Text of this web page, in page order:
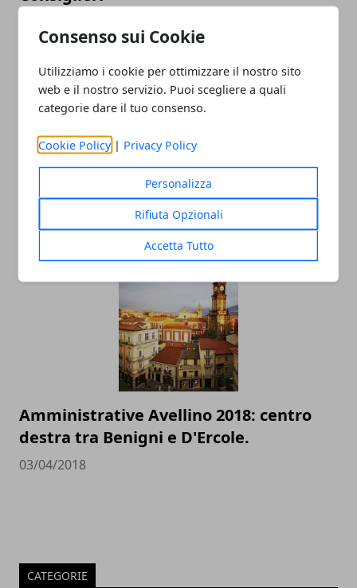
Consenso sui Cookie
Utilizziamo i cookie per ottimizzare il nostro sito
web e il nostro servizio. Puoi scegliere a quali
categorie dare il tuo consenso.
Cookie Policy | Privacy Policy
Personalizza
Rifiuta Opzionali
Accetta Tutto
Avellino/Verso le amministrative:
Centrosinistra unito sull'Avvocato Pizza
Amministrative Avellino 2018: centro
destra tra Benigni e D'Ercole.
03/04/2018
CATEGORIE